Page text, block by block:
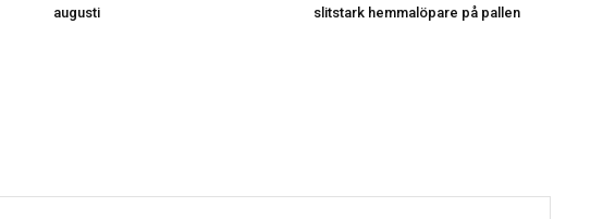
augusti
slitstark hemmalöpare på pallen